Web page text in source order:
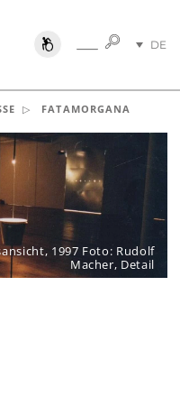
SUCHESUCHE
DE
FATAMORGANA
1997 Foto: Rudolf
Macher, Detail